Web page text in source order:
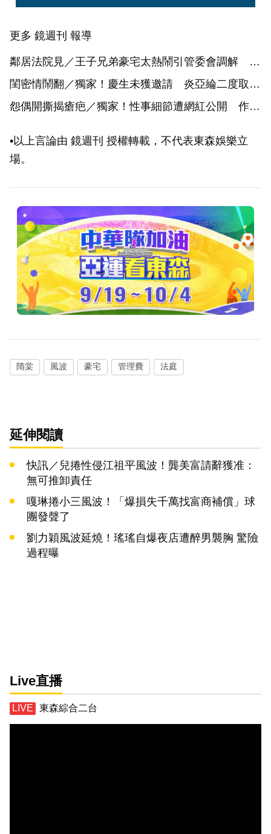
更多 鏡週刊 報導
鄰居法院見／王子兄弟豪宅太熱鬧引管委會調解 主
播擾民遭判賠20萬元
閨密情鬧翻／獨家！慶生未獲邀請 炎亞綸二度取消
關注鬼鬼
怨偶開撕揭瘡疤／獨家！性事細節遭網紅公開 作家
•以上言論由 鏡週刊 授權轉載，不代表東森娛樂立
場。
隋棠 風波 豪宅 管理費 法庭
延伸閱讀
快訊／兒捲性侵江祖平風波！龔美富請辭獲准：
無可推卸責任
嘎琳捲小三風波！「爆損失千萬找富商補償」球
團發聲了
劉力穎風波延燒！瑤瑤自爆夜店遭醉男襲胸 驚險
過程曝
Live直播
東森綜合二台